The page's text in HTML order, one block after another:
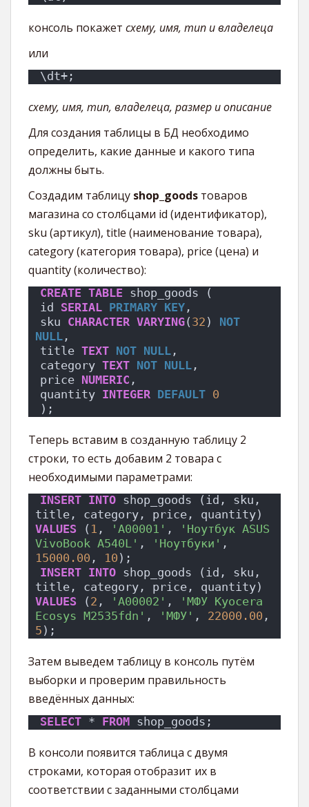
консоль покажет схему, имя, тип и владелеца
или
\dt+;
схему, имя, тип, владелеца, размер и описание
Для создания таблицы в БД необходимо
определить, какие данные и какого типа
должны быть.
Создадим таблицу shop_goods товаров
магазина со столбцами id (идентификатор),
sku (артикул), title (наименование товара),
category (категория товара), price (цена) и
quantity (количество):
CREATE TABLE shop_goods (
id SERIAL PRIMARY KEY ,
sku CHARACTER VARYING( 32 ) NOT
NULL ,
title TEXT NOT NULL ,
category TEXT NOT NULL ,
price NUMERIC ,
quantity INTEGER DEFAULT 0
);
Теперь вставим в созданную таблицу 2
строки, то есть добавим 2 товара с
необходимыми параметрами:
INSERT INTO shop_goods (id, sku,
VALUES ( 1 , 'A00001' ,
'Ноутбук ASUS
VivoBook A540L' , 'Ноутбуки'
15000.00 , 10 );
INSERT INTO shop_goods (id, sku,
VALUES ( 2 , 'A00002' ,
'МФУ Kyocera
Ecosys M2535fdn' , 'МФУ' , 22000.00
5 );
Затем выведем таблицу в консоль путём
выборки и проверим правильность
введённых данных:
SELECT * FROM shop_goods;
В консоли появится таблица с двумя
строками, которая отобразит их в
соответствии с заданными столбцами